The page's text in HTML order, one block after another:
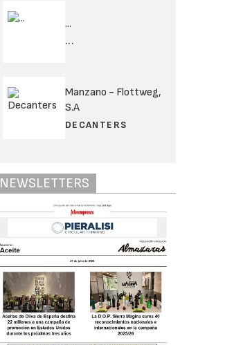
...
...
Manzano - Flottweg,
S.A
DECANTERS
NEWSLETTERS